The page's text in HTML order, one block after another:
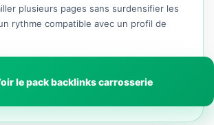
plusieurs pages sans surdensifier les
rythme compatible avec un profil de
le pack backlinks carrosserie